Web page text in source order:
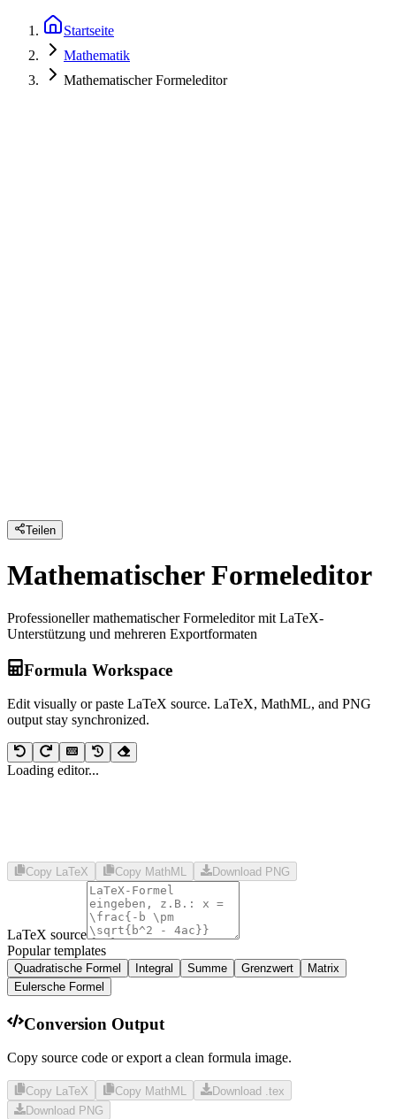
Startseite
Mathematik
Mathematischer Formeleditor
Teilen
Mathematischer Formeleditor
Professioneller mathematischer Formeleditor mit LaTeX-
Unterstützung und mehreren Exportformaten
Formula Workspace
Edit visually or paste LaTeX source. LaTeX, MathML, and PNG
output stay synchronized.
Loading editor...
Copy LaTeX Copy MathML Download PNG
LaTeX source
Popular templates
Quadratische Formel Integral Summe Grenzwert
Matrix
Eulersche Formel
Conversion Output
Copy source code or export a clean formula image.
Copy LaTeX Copy MathML
Download .tex
Download PNG